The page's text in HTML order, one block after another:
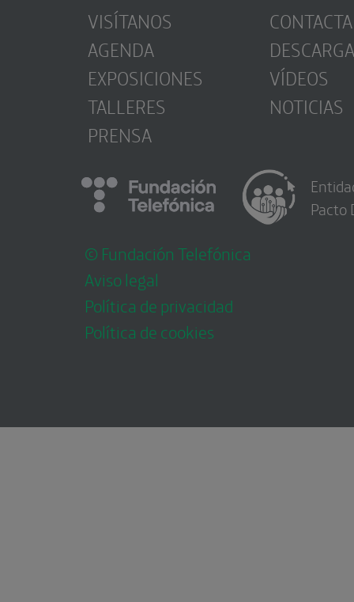
VISÍTANOS
AGENDA
EXPOSICIONES
TALLERES
PRENSA
CONTACTA
VÍDEOS
NOTICIAS
© Fundación Telefónica
Aviso legal
Política de privacidad
Política de cookies
Pacto